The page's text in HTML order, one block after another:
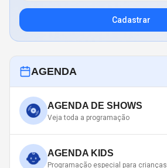
Cadastrar
AGENDA
AGENDA DE SHOWS
Veja toda a programação
AGENDA KIDS
Programação especial para crianças